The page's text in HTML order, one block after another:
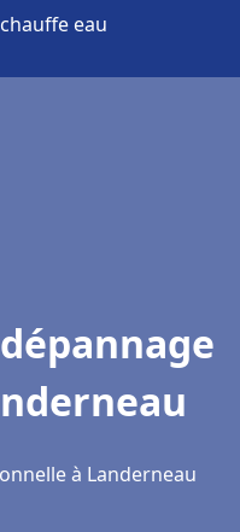
eau
à Landerneau